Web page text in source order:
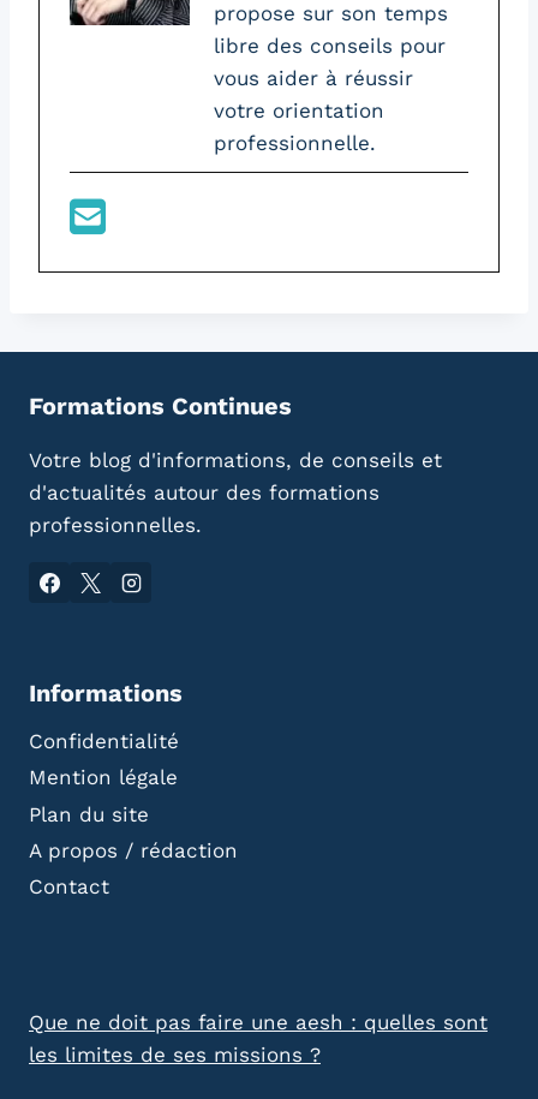
propose sur son temps
libre des conseils pour
vous aider à réussir
votre orientation
professionnelle.
Formations Continues
Votre blog d'informations, de conseils et
d'actualités autour des formations
professionnelles.
Informations
Confidentialité
Mention légale
Plan du site
A propos / rédaction
Contact
Que ne doit pas faire une aesh : quelles sont
les limites de ses missions ?